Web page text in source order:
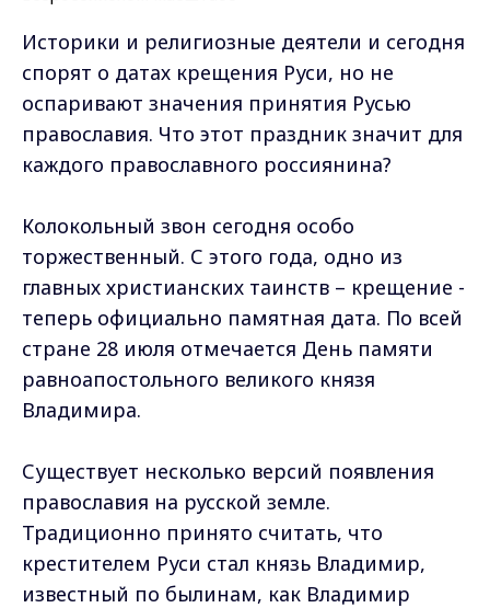
Историки и религиозные деятели и сегодня
спорят о датах крещения Руси, но не
оспаривают значения принятия Русью
православия. Что этот праздник значит для
каждого православного россиянина?
Колокольный звон сегодня особо
торжественный. С этого года, одно из
главных христианских таинств – крещение -
теперь официально памятная дата. По всей
стране 28 июля отмечается День памяти
равноапостольного великого князя
Владимира.
Существует несколько версий появления
православия на русской земле.
Традиционно принято считать, что
крестителем Руси стал князь Владимир,
известный по былинам, как Владимир